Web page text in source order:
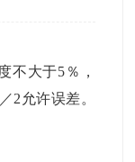
不大于5％，
2允许误差。